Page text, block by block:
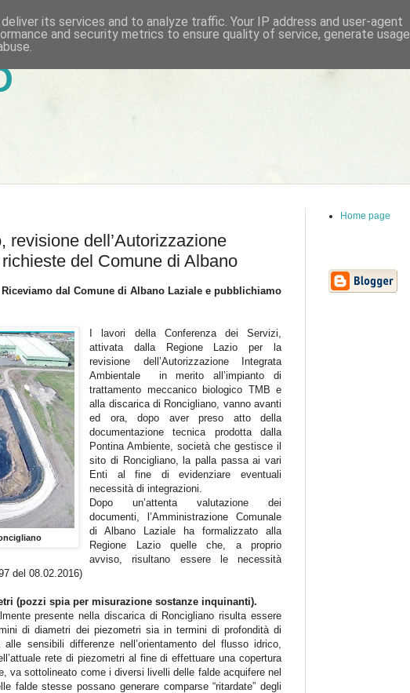
revisione dell’Autorizzazione
del Comune di Albano
Riceviamo dal Comune di Albano Laziale e pubblichiamo
I lavori della Conferenza dei Servizi,
attivata dalla Regione Lazio per la
revisione dell’Autorizzazione Integrata
Ambientale
in merito all’impianto di
trattamento meccanico biologico TMB e
alla discarica di Roncigliano, vanno avanti
ed ora, dopo aver preso atto della
documentazione tecnica prodotta dalla
Pontina Ambiente, società che gestisce il
sito di Roncigliano, la palla passa ai vari
Enti al fine di evidenziare eventuali
necessità di integrazioni.
Dopo un’attenta valutazione dei
documenti, l’Amministrazione Comunale
di Albano Laziale ha formalizzato alla
Regione Lazio quelle che, a proprio
avviso, risultano essere le necessità
del 08.02.2016)
(pozzi spia per misurazione sostanze inquinanti).
presente nella discarica di Roncigliano risulta essere
di diametri dei piezometri sia in termini di profondità di
sensibili differenze nell’orientamento del flusso idrico,
rete di piezometri al fine di effettuare una copertura
va sottolineato come i diversi livelli delle falde acquifere nel
falde stesse possano generare comparse “ritardate” degli
Home page
its services and to analyze traffic. Your IP address and user-agent
and security metrics to ensure quality of service, generate usage